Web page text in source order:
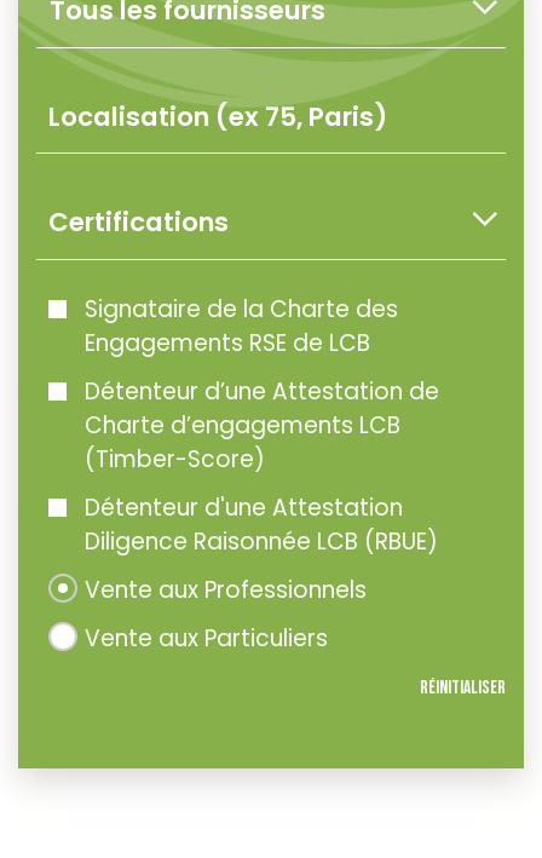
Certifications
Signataire de la Charte des
Engagements RSE de LCB
Détenteur d’une Attestation de
Charte d’engagements LCB
(Timber-Score)
Détenteur d'une Attestation
Diligence Raisonnée LCB (RBUE)
Vente aux Professionnels
Vente aux Particuliers
Réinitialiser